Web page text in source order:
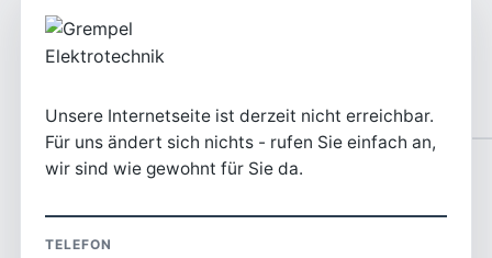
Unsere Internetseite ist derzeit nicht erreichbar.
Für uns ändert sich nichts - rufen Sie einfach an,
wir sind wie gewohnt für Sie da.
TELEFON